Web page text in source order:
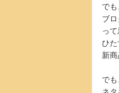
で
ブ
っ
ひ
新商
で